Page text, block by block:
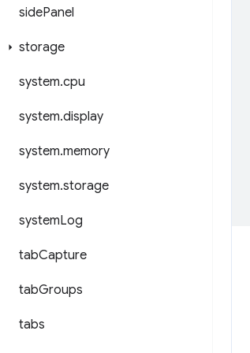
sidePanel
storage
system.cpu
system.display
system.memory
system.storage
systemLog
tabCapture
tabGroups
tabs